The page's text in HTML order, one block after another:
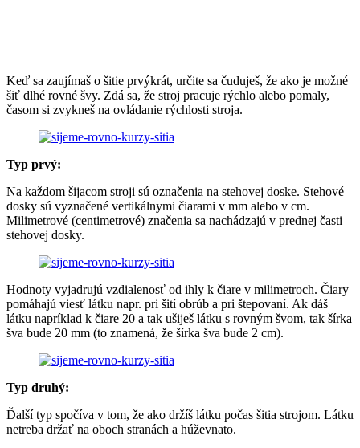
Keď sa zaujímaš o šitie prvýkrát, určite sa čuduješ, že ako je možné
šiť dlhé rovné švy. Zdá sa, že stroj pracuje rýchlo alebo pomaly,
časom si zvykneš na ovládanie rýchlosti stroja.
Typ prvý:
Na každom šijacom stroji sú označenia na stehovej doske. Stehové
dosky sú vyznačené vertikálnymi čiarami v mm alebo v cm.
Milimetrové (centimetrové) značenia sa nachádzajú v prednej časti
stehovej dosky.
Hodnoty vyjadrujú vzdialenosť od ihly k čiare v milimetroch. Čiary
pomáhajú viesť látku napr. pri šití obrúb a pri štepovaní. Ak dáš
látku napríklad k čiare 20 a tak ušiješ látku s rovným švom, tak šírka
šva bude 20 mm (to znamená, že šírka šva bude 2 cm).
Typ druhý:
Ďalší typ spočíva v tom, že ako držíš látku počas šitia strojom. Látku
netreba držať na oboch stranách a húževnato.